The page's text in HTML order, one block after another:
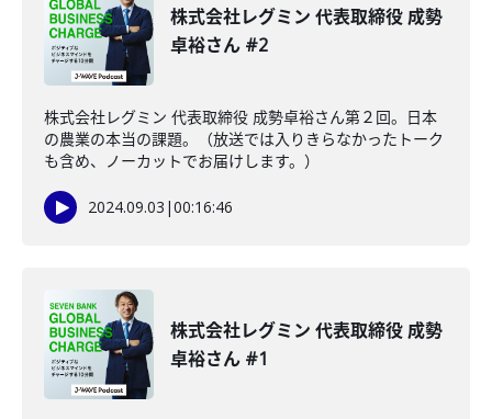
株式会社レグミン 代表取締役 成勢
卓裕さん #2
株式会社レグミン 代表取締役 成勢卓裕さん第２回。日本
の農業の本当の課題。（放送では入りきらなかったトーク
も含め、ノーカットでお届けします。）
2024.09.03 |00:16:46
株式会社レグミン 代表取締役 成勢
卓裕さん #1